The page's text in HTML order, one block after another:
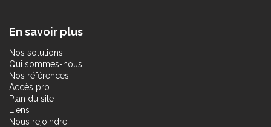
En savoir plus
Nos solutions
Qui sommes-nous
Nos références
Accès pro
Plan du site
Liens
Nous rejoindre